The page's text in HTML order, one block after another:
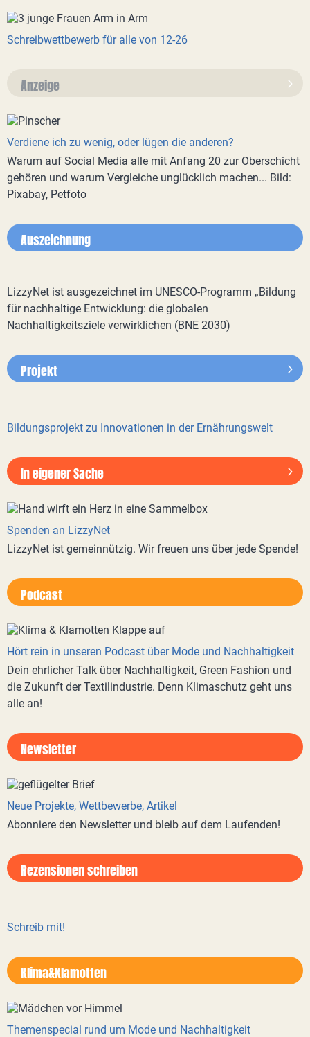
Schreibwettbewerb für alle von 12-26
Anzeige
Verdiene ich zu wenig, oder lügen die anderen?
Warum auf Social Media alle mit Anfang 20 zur Oberschicht
gehören und warum Vergleiche unglücklich machen... Bild:
Pixabay, Petfoto
Auszeichnung
LizzyNet ist ausgezeichnet im UNESCO-Programm „Bildung
für nachhaltige Entwicklung: die globalen
Nachhaltigkeitsziele verwirklichen (BNE 2030)
Projekt
Bildungsprojekt zu Innovationen in der Ernährungswelt
In eigener Sache
Spenden an LizzyNet
LizzyNet ist gemeinnützig. Wir freuen uns über jede Spende!
Podcast
Hört rein in unseren Podcast über Mode und Nachhaltigkeit
Dein ehrlicher Talk über Nachhaltigkeit, Green Fashion und
die Zukunft der Textilindustrie. Denn Klimaschutz geht uns
alle an!
Newsletter
Neue Projekte, Wettbewerbe, Artikel
Abonniere den Newsletter und bleib auf dem Laufenden!
Rezensionen schreiben
Schreib mit!
Klima&Klamotten
Themenspecial rund um Mode und Nachhaltigkeit